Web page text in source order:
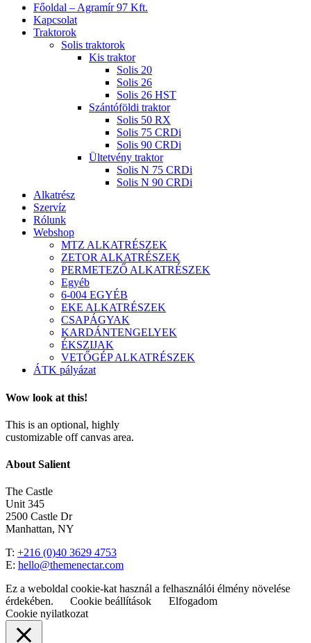
Close
Menu
Főoldal – Agramír 97 Kft.
Kapcsolat
Traktorok
Solis traktorok
Kis traktor
Solis 20
Solis 26
Solis 26 HST
Szántóföldi traktor
Solis 50 RX
Solis 75 CRDi
Solis 90 CRDi
Ültetvény traktor
Solis N 75 CRDi
Solis N 90 CRDi
Alkatrész
Szervíz
Rólunk
Webshop
MTZ ALKATRÉSZEK
ZETOR ALKATRÉSZEK
PERMETEZŐ ALKATRÉSZEK
Egyéb
6-004 EGYÉB
EKE ALKATRÉSZEK
CSAPÁGYAK
KARDÁNTENGELYEK
ÉKSZIJAK
VETŐGÉP ALKATRÉSZEK
ÁTK pályázat
Wow look at this!
This is an optional, highly
customizable off canvas area.
About Salient
The Castle
Unit 345
2500 Castle Dr
Manhattan, NY
T: +216 (0)40 3629 4753
E: hello@themenectar.com
Ez a weboldal cookie-kat használ a felhasználói élmény növelése
érdekében.
Cookie beállítások
Elfogadom
Cookie nyilatkozat